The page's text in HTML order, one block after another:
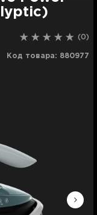
Код товара: 880977
(0)